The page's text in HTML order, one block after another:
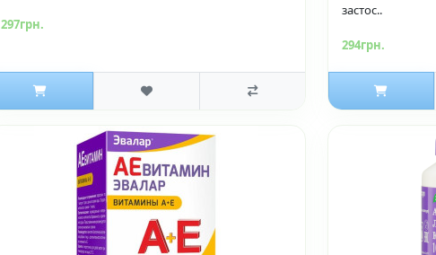
297грн.
застос..
294грн.